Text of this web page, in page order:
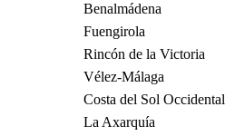
Benalmádena
Fuengirola
Rincón de la Victoria
Vélez-Málaga
Costa del Sol Occidental
La Axarquía